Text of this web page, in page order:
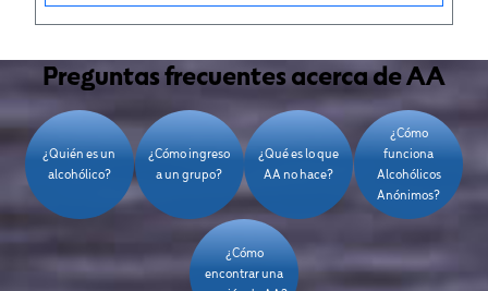
Preguntas frecuentes acerca de AA
¿Quién es un
alcohólico?
¿Cómo ingreso
a un grupo?
¿Qué es lo que
AA no hace?
¿Cómo
funciona
Alcohólicos
Anónimos?
¿Cómo
encontrar una